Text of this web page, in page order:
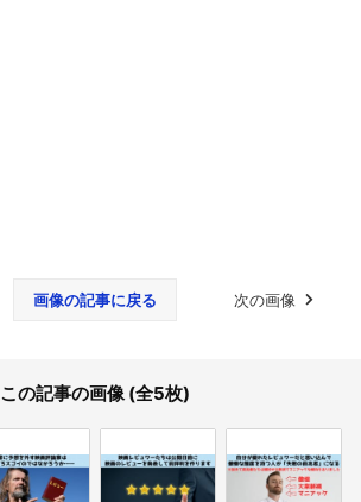
画像の記事に戻る 次の画像
この記事の画像 (全5枚)